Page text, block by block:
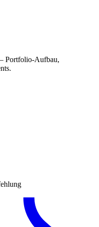
Portfolio-Aufbau,